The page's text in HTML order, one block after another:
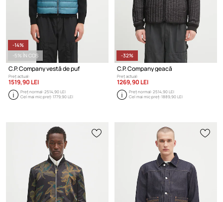
-14%
-5% ÎN COȘ
C.P. Company vestă de puf
Preț actual:
1519,90 LEI
Preț normal:2514,90 LEI
Cel mai mic preț:1779,90 LEI
-32%
C.P. Company geacă
Preț actual:
1269,90 LEI
Preț normal:2514,90 LEI
Cel mai mic preț:1889,90 LEI